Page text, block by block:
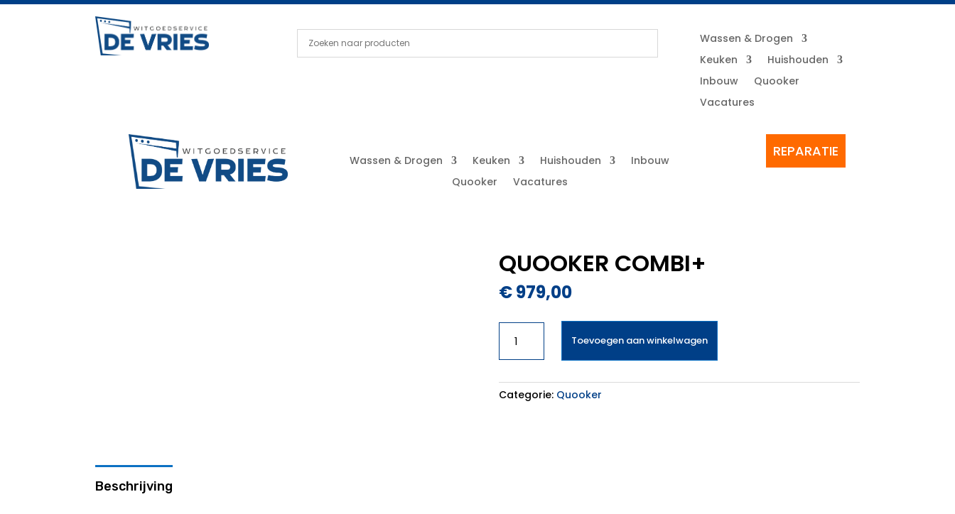
Wassen & Drogen
Keuken
Huishouden
Inbouw
Quooker
Vacatures
Wassen & Drogen Keuken Huishouden
Inbouw
Quooker
Vacatures
REPARATIE
QUOOKER COMBI+
€979,00
COMBI+
aantal
Toevoegen aan winkelwagen
Categorie: Quooker
Beschrijving